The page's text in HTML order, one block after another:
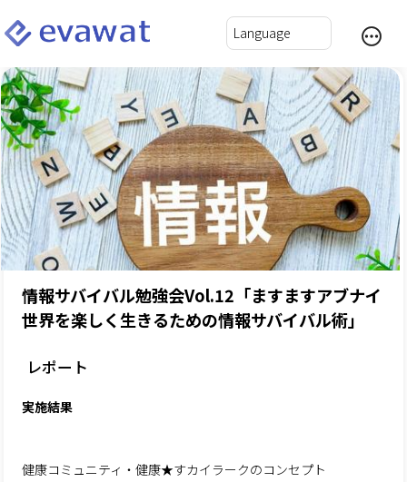
情報サバイバル勉強会Vol.12「ますますアブナイ
世界を楽しく生きるための情報サバイバル術」
レポート
実施結果
健康コミュニティ・健康★すカイラークのコンセプト